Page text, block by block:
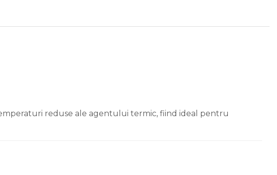
reduse ale agentului termic, fiind ideal pentru